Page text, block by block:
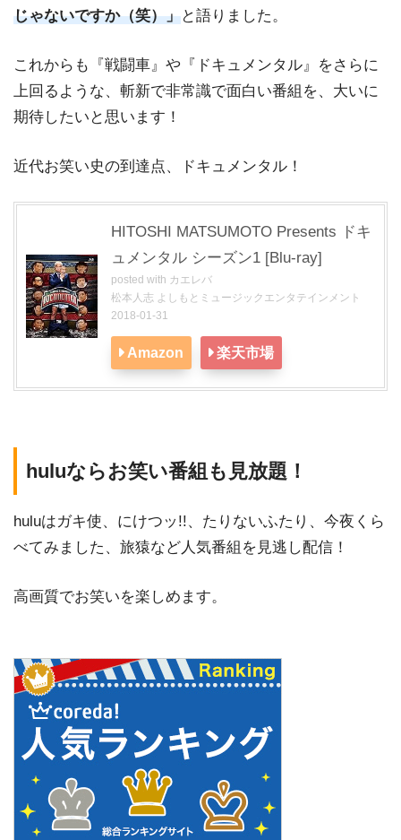
じゃないですか（笑）」と語りました。
これからも『戦闘車』や『ドキュメンタル』をさらに
上回るような、斬新で非常識で面白い番組を、大いに
期待したいと思います！
近代お笑い史の到達点、ドキュメンタル！
HITOSHI MATSUMOTO Presents ドキ
ュメンタル シーズン1 [Blu-ray]
posted with カエレバ
松本人志 よしもとミュージックエンタテインメント
2018-01-31
Amazon 楽天市場
huluならお笑い番組も見放題！
huluはガキ使、にけつッ!!、たりないふたり、今夜くら
べてみました、旅猿など人気番組を見逃し配信！
高画質でお笑いを楽しめます。